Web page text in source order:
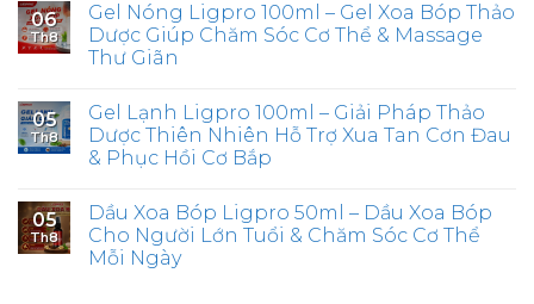
06
Th8
Gel Nóng Ligpro 100ml – Gel Xoa Bóp Thảo
Dược Giúp Chăm Sóc Cơ Thể & Massage
Thư Giãn
05
Th8
Gel Lạnh Ligpro 100ml – Giải Pháp Thảo
Dược Thiên Nhiên Hỗ Trợ Xua Tan Cơn Đau
& Phục Hồi Cơ Bắp
05
Th8
Dầu Xoa Bóp Ligpro 50ml – Dầu Xoa Bóp
Cho Người Lớn Tuổi & Chăm Sóc Cơ Thể
Mỗi Ngày